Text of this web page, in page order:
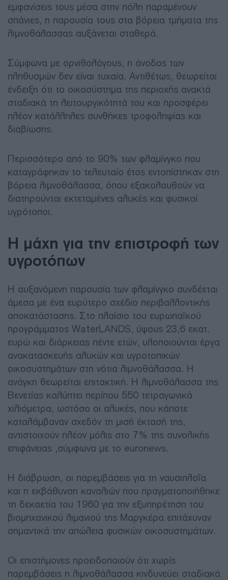
εμφανίσεις τους μέσα στην πόλη παραμένουν
σπάνιες, η παρουσία τους στα βόρεια τμήματα της
λιμνοθάλασσας αυξάνεται σταθερά.
Σύμφωνα με ορνιθολόγους, η άνοδος των
πληθυσμών δεν είναι τυχαία. Αντιθέτως, θεωρείται
ένδειξη ότι το οικοσύστημα της περιοχής ανακτά
σταδιακά τη λειτουργικότητά του και προσφέρει
πλέον κατάλληλες συνθήκες τροφοληψίας και
διαβίωσης.
Περισσότερο από το 90% των φλαμίνγκο που
καταγράφηκαν το τελευταίο έτος εντοπίστηκαν στη
βόρεια λιμνοθάλασσα, όπου εξακολουθούν να
διατηρούνται εκτεταμένες αλυκές και φυσικοί
υγρότοποι.
Η μάχη για την επιστροφή των
υγροτόπων
Η αυξανόμενη παρουσία των φλαμίνγκο συνδέεται
άμεσα με ένα ευρύτερο σχέδιο περιβαλλοντικής
αποκατάστασης. Στο πλαίσιο του ευρωπαϊκού
προγράμματος WaterLANDS, ύψους 23,6 εκατ.
ευρώ και διάρκειας πέντε ετών, υλοποιούνται έργα
ανακατασκευής αλυκών και υγροτοπικών
οικοσυστημάτων στη νότια λιμνοθάλασσα. Η
ανάγκη θεωρείται επιτακτική. Η λιμνοθάλασσα της
Βενετίας καλύπτει περίπου 550 τετραγωνικά
χιλιόμετρα, ωστόσο οι αλυκές, που κάποτε
καταλάμβαναν σχεδόν τη μισή έκτασή της,
αντιστοιχούν πλέον μόλις στο 7% της συνολικής
επιφάνειας ,σύμφωνα με το euronews.
Η διάβρωση, οι παρεμβάσεις για τη ναυσιπλοΐα
και η εκβάθυνση καναλιών που πραγματοποιήθηκε
τη δεκαετία του 1960 για την εξυπηρέτηση του
βιομηχανικού λιμανιού της Μαργκέρα επιτάχυναν
σημαντικά την απώλεια φυσικών οικοσυστημάτων.
Οι επιστήμονες προειδοποιούν ότι χωρίς
παρεμβάσεις η λιμνοθάλασσα κινδυνεύει σταδιακά